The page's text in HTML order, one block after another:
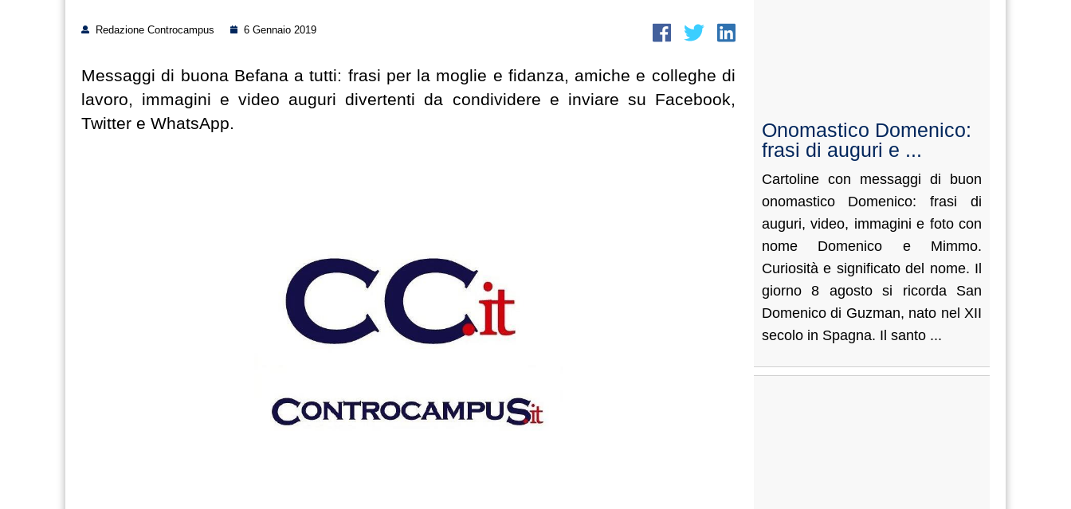
Redazione Controcampus 6 Gennaio 2019
Messaggi di buona Befana a tutti: frasi per la moglie e fidanza, amiche e colleghe di
lavoro, immagini e video auguri divertenti da condividere e inviare su Facebook,
Twitter e WhatsApp.
Onomastico Domenico:
frasi di auguri e ...
Cartoline con messaggi di buon
onomastico Domenico: frasi di
auguri, video, immagini e foto con
nome Domenico e Mimmo.
Curiosità e significato del nome. Il
giorno 8 agosto si ricorda San
Domenico di Guzman, nato nel XII
secolo in Spagna. Il santo ...